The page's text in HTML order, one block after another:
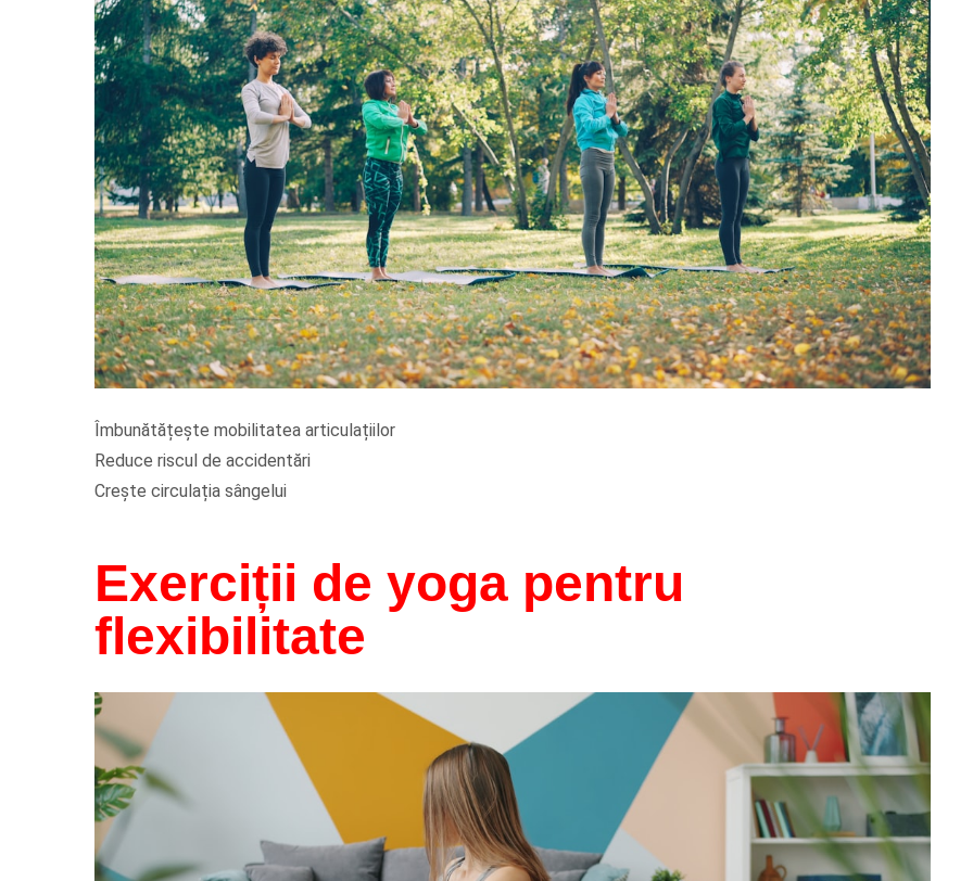
Îmbunătățește mobilitatea articulațiilor
Reduce riscul de accidentări
Crește circulația sângelui
Exerciții de yoga pentru
flexibilitate